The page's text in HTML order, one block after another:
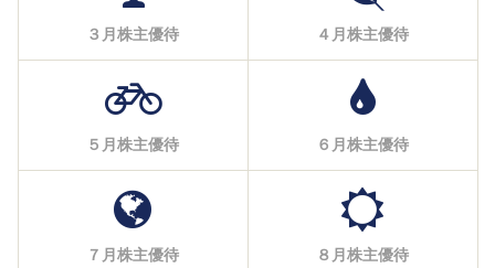
３月株主優待 ４月株主優待
５月株主優待 ６月株主優待
７月株主優待 ８月株主優待